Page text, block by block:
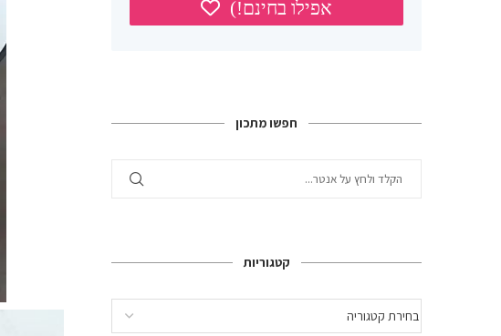
חפשו מתכון
קטגוריות